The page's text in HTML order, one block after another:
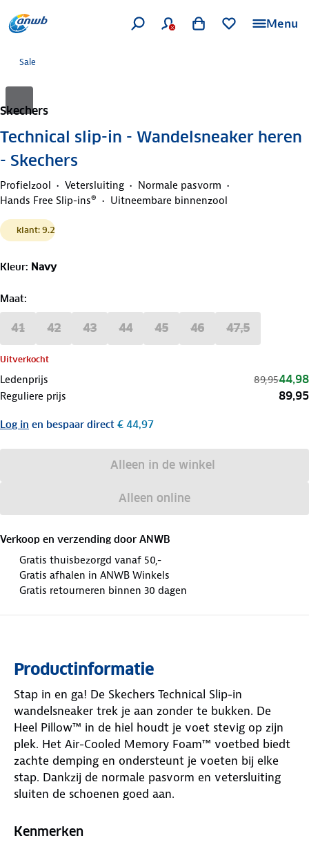
Menu
Sale
Skechers
Technical slip-in - Wandelsneaker heren
- Skechers
Profielzool Vetersluiting
Normale pasvorm
Hands Free Slip-ins®
Uitneembare binnenzool
klant: 9.2
Kleur: Navy
Maat:
41 42 43 44 45 46 47,5
Uitverkocht
Ledenprijs 89,9544,98
Reguliere prijs 89,95
Log in en bespaar direct € 44,97
Alleen in de winkel
Alleen online
Verkoop en verzending door ANWB
Gratis thuisbezorgd vanaf 50,-
Gratis afhalen in ANWB Winkels
Gratis retourneren binnen 30 dagen
Productinformatie
Stap in en ga! De Skechers Technical Slip-in
wandelsneaker trek je aan zonder te bukken. De
Heel Pillow™ in de hiel houdt je voet stevig op zijn
plek. Het Air-Cooled Memory Foam™ voetbed biedt
zachte demping en ondersteunt je voeten bij elke
stap. Dankzij de normale pasvorm en vetersluiting
sluiten de schoenen goed aan.
Het ademende bovenwerk helpt je voeten fris te
Kenmerken